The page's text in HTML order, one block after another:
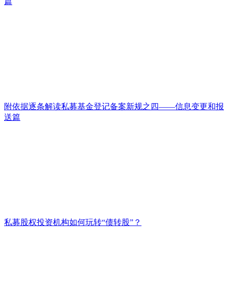
附依据逐条解读私募基金登记备案新规之四——信息变更和报
送篇
私募股权投资机构如何玩转“债转股”？